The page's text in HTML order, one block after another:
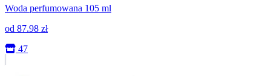
Woda perfumowana 105 ml
od 87.98 zł
47